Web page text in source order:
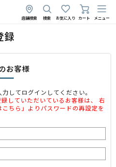
店舗検索 検索 お気に入り カート メニュー
録
お客様
してログインしてください。
していただいているお客様は、 右
ちら」よりパスワードの再設定を